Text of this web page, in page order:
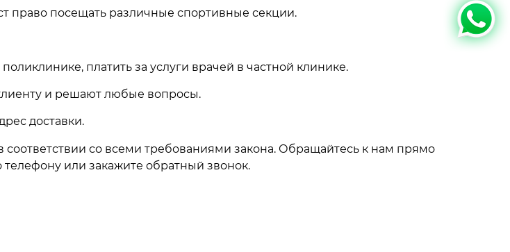
право посещать различные спортивные секции.
платить за услуги врачей в частной клинике.
и решают любые вопросы.
доставки.
со всеми требованиями закона. Обращайтесь к нам прямо
или закажите обратный звонок.